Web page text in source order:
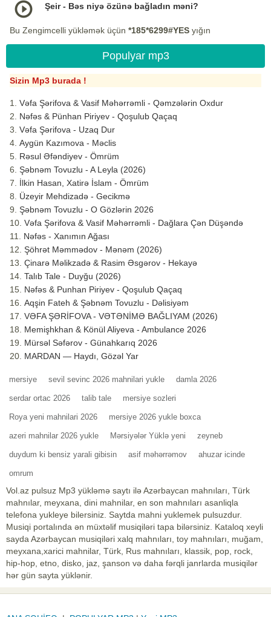
Şeir - Bəs niyə özünə bağladın məni?
Bu Zengimcelli yükləmək üçün *185*6299#YES yığın
Populyar mp3
Sizin Mp3 burada !
Vəfa Şərifova & Vasif Məhərrəmli - Qəmzələrin Oxdur
Nəfəs & Pünhan Piriyev - Qoşulub Qaçaq
Vəfa Şərifova - Uzaq Dur
Aygün Kazımova - Məclis
Rəsul Əfəndiyev - Ömrüm
Şəbnəm Tovuzlu - A Leyla (2026)
İlkin Hasan, Xatirə İslam - Ömrüm
Üzeyir Mehdizadə - Gecikmə
Şəbnəm Tovuzlu - O Gözlərin 2026
Vəfa Şərifova & Vasif Məhərrəmli - Dağlara Çən Düşəndə
Nəfəs - Xanımın Ağası
Şöhrət Məmmədov - Mənəm (2026)
Çinarə Məlikzadə & Rasim Əsgərov - Hekayə
Talıb Tale - Duyğu (2026)
Nəfəs & Punhan Piriyev - Qoşulub Qaçaq
Aqşin Fateh & Şəbnəm Tovuzlu - Dəlisiyəm
VƏFA ŞƏRİFOVA - VƏTƏNİMƏ BAĞLIYAM (2026)
Memişhkhan & Könül Aliyeva - Ambulance 2026
Mürsəl Səfərov - Günahkarıq 2026
MARDAN — Haydı, Gözəl Yar
mersiye sevil sevinc 2026 mahnilari yukle damla 2026
serdar ortac 2026 talib tale mersiye sozleri
Roya yeni mahnilari 2026 mersiye 2026 yukle boxca
azeri mahnilar 2026 yukle Mərsiyələr Yüklə yeni zeyneb
duydum ki bensiz yarali gibisin asif məhərrəmov ahuzar icinde
omrum
Vol.az pulsuz Mp3 yükləmə saytı ilə Azərbaycan mahnıları, Türk
mahnılar, meyxana, dini mahnilar, en son mahnıları asanliqla
telefona yukleye bilersiniz. Saytda mahni yuklemek pulsuzdur.
Musiqi portalında ən müxtəlif musiqiləri tapa bilərsiniz. Kataloq xeyli
sayda Azərbaycan musiqiləri xalq mahnıları, toy mahnıları, muğam,
meyxana,xarici mahnilar, Türk, Rus mahnıları, klassik, pop, rock,
hip-hop, etno, disko, jaz, şanson və daha fərqli janrlarda musiqilər
hər gün sayta yüklənir.